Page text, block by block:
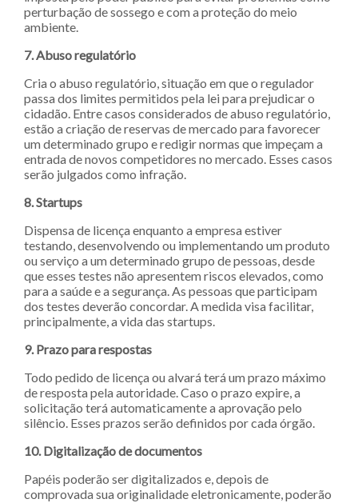
perturbação de sossego e com a proteção do meio
ambiente.
7. Abuso regulatório
Cria o abuso regulatório, situação em que o regulador
passa dos limites permitidos pela lei para prejudicar o
cidadão. Entre casos considerados de abuso regulatório,
estão a criação de reservas de mercado para favorecer
um determinado grupo e redigir normas que impeçam a
entrada de novos competidores no mercado. Esses casos
serão julgados como infração.
8. Startups
Dispensa de licença enquanto a empresa estiver
testando, desenvolvendo ou implementando um produto
ou serviço a um determinado grupo de pessoas, desde
que esses testes não apresentem riscos elevados, como
para a saúde e a segurança. As pessoas que participam
dos testes deverão concordar. A medida visa facilitar,
principalmente, a vida das startups.
9. Prazo para respostas
Todo pedido de licença ou alvará terá um prazo máximo
de resposta pela autoridade. Caso o prazo expire, a
solicitação terá automaticamente a aprovação pelo
silêncio. Esses prazos serão definidos por cada órgão.
10. Digitalização de documentos
Papéis poderão ser digitalizados e, depois de
comprovada sua originalidade eletronicamente, poderão